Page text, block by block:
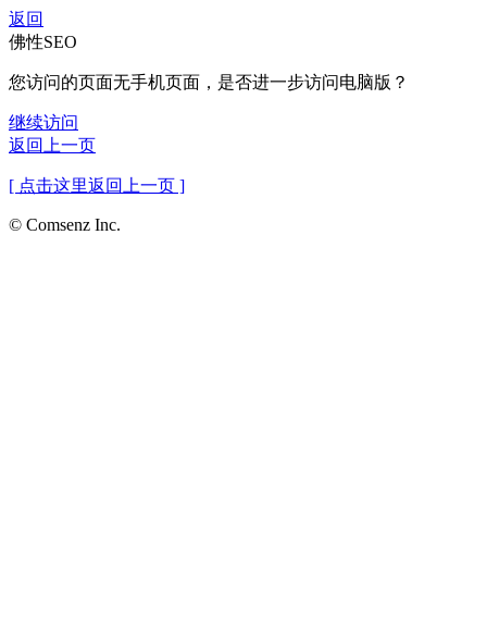
返回
佛性SEO
您访问的页面无手机页面，是否进一步访问电脑版？
继续访问
返回上一页
[ 点击这里返回上一页 ]
© Comsenz Inc.